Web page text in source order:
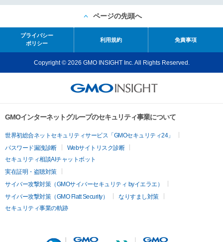
ページの先頭へ
プライバシー
ポリシー
利用規約 免責事項
Copyright © 2026 GMO INSIGHT Inc. All Rights Reserved.
GMOインターネットグループのセキュリティ事業について
世界初総合ネットセキュリティサービス「GMOセキュリティ24」
パスワード漏洩診断
Webサイトリスク診断
セキュリティ相談AIチャットボット
実在証明・盗聴対策
サイバー攻撃対策（GMOサイバーセキュリティ byイエラエ）
サイバー攻撃対策（GMO Flatt Security）
なりすまし対策
セキュリティ事業の軌跡